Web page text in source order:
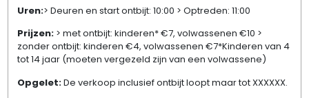
Uren:> Deuren en start ontbijt: 10:00 > Optreden: 11:00
Prijzen: > met ontbijt: kinderen* €7, volwassenen €10 >
zonder ontbijt: kinderen €4, volwassenen €7*Kinderen van 4
tot 14 jaar (moeten vergezeld zijn van een volwassene)
Opgelet:De verkoop inclusief ontbijt loopt maar tot XXXXXX.